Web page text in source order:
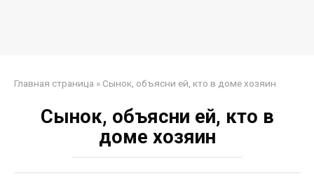
Главная страница » Сынок, объясни eй, кто в доме хозяин
Сынок, объясни eй, кто в
доме хозяин